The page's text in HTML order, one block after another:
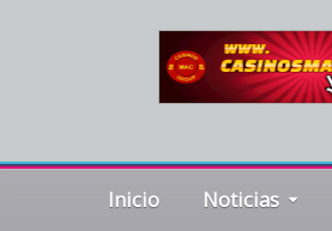
Inicio Noticias